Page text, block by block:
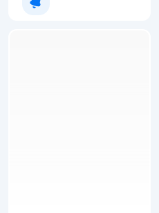
Уведомить о появлении